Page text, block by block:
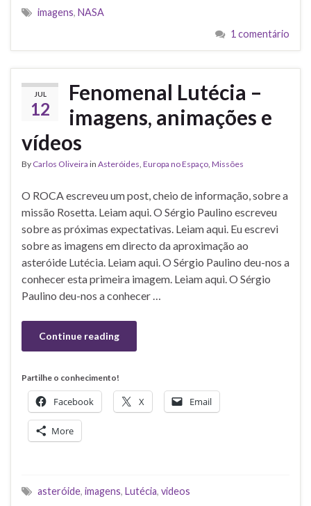
imagens, NASA
1 comentário
JUL
12
Fenomenal Lutécia –
imagens, animações e
vídeos
By Carlos Oliveira in Asteróides, Europa no Espaço, Missões
O ROCA escreveu um post, cheio de informação, sobre a
missão Rosetta. Leiam aqui. O Sérgio Paulino escreveu
sobre as próximas expectativas. Leiam aqui. Eu escrevi
sobre as imagens em directo da aproximação ao
asteróide Lutécia. Leiam aqui. O Sérgio Paulino deu-nos a
conhecer esta primeira imagem. Leiam aqui. O Sérgio
Paulino deu-nos a conhecer …
Continue reading
Partilhe o conhecimento!
Facebook X Email
More
asteróide, imagens, Lutécia, videos